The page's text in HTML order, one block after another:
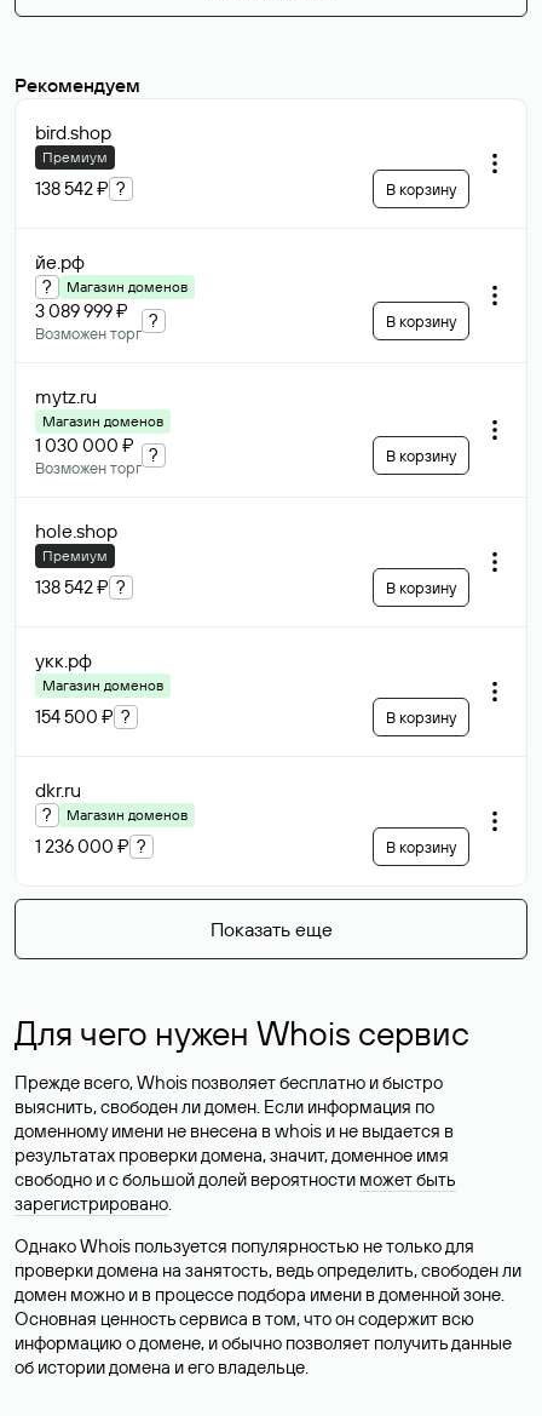
Рекомендуем
bird.shop
Премиум
138 542 ₽ ? В корзину
йе.рф
? Магазин доменов
3 089 999 ₽
Возможен торг
? В корзину
mytz.ru
Магазин доменов
1 030 000 ₽
Возможен торг
? В корзину
hole.shop
Премиум
138 542 ₽ ? В корзину
укк.рф
Магазин доменов
154 500 ₽ ? В корзину
dkr.ru
? Магазин доменов
1 236 000 ₽ ? В корзину
Показать еще
Для чего нужен Whois сервис
Прежде всего, Whois позволяет бесплатно и быстро
выяснить, свободен ли домен. Если информация по
доменному имени не внесена в whois и не выдается в
результатах проверки домена, значит, доменное имя
свободно и с большой долей вероятности может быть
зарегистрировано.
Однако Whois пользуется популярностью не только для
проверки домена на занятость, ведь определить, свободен ли
домен можно и в процессе подбора имени в доменной зоне.
Основная ценность сервиса в том, что он содержит всю
информацию о домене, и обычно позволяет получить данные
об истории домена и его владельце.